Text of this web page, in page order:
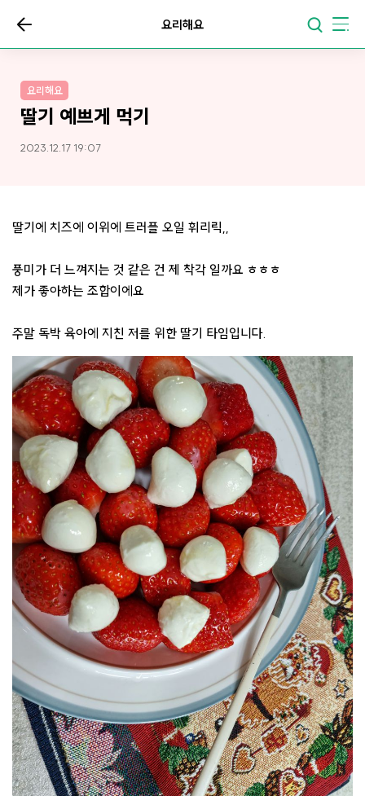
요리해요
요리해요
딸기 예쁘게 먹기
2023.12.17 19:07
딸기에 치즈에 이위에 트러플 오일 휘리릭,,
풍미가 더 느껴지는 것 같은 건 제 착각 일까요 ㅎㅎㅎ
제가 좋아하는 조합이에요
주말 독박 육아에 지친 저를 위한 딸기 타임입니다.